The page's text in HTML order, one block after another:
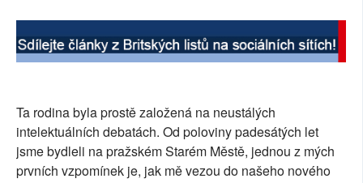
Ta rodina byla prostě založená na neustálých
intelektuálních debatách. Od poloviny padesátých let
jsme bydleli na pražském Starém Městě, jednou z mých
prvních vzpomínek je, jak mě vezou do našeho nového